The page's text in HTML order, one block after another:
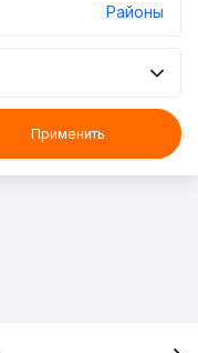
Районы
Применить